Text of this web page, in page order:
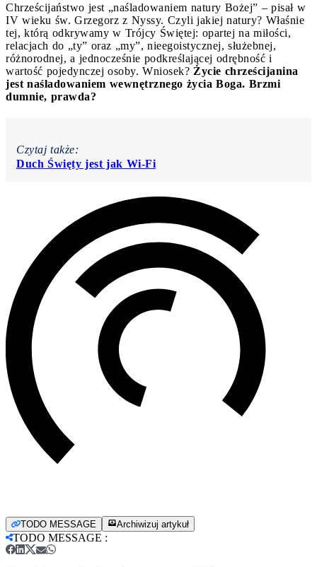
Chrześcijaństwo jest „naśladowaniem natury Bożej” – pisał w
IV wieku św. Grzegorz z Nyssy. Czyli jakiej natury? Właśnie
tej, którą odkrywamy w Trójcy Świętej: opartej na miłości,
relacjach do „ty” oraz „my”, nieegoistycznej, służebnej,
różnorodnej, a jednocześnie podkreślającej odrębność i
wartość pojedynczej osoby. Wniosek? Życie chrześcijanina
jest naśladowaniem wewnętrznego życia Boga. Brzmi
dumnie, prawda?
Czytaj także:
Duch Święty jest jak Wi-Fi
TODO MESSAGE Archiwizuj artykuł
TODO MESSAGE :